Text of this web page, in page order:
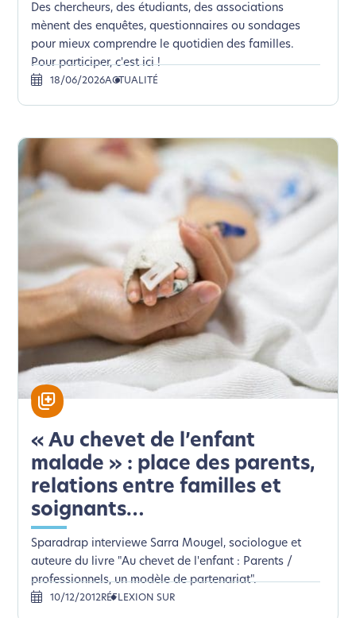
Des chercheurs, des étudiants, des associations
mènent des enquêtes, questionnaires ou sondages
pour mieux comprendre le quotidien des familles.
Pour participer, c'est ici !
18/06/2026ACTUALITÉ
« Au chevet de l’enfant
malade » : place des parents,
relations entre familles et
soignants…
Sparadrap interviewe Sarra Mougel, sociologue et
auteure du livre "Au chevet de l'enfant : Parents /
professionnels, un modèle de partenariat".
10/12/2012RÉFLEXION SUR